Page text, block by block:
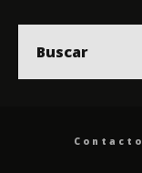
Contacto